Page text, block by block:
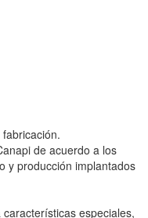
de acuerdo a los
y producción implantados
especiales,